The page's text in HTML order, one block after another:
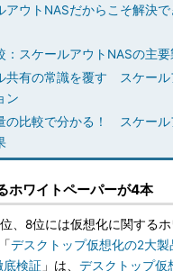
アウトNASだからこそ解決
：スケールアウトNASの主
共有の常識を覆す スケール
ン
の比較で分かる！ スケール
ホワイトペーパーが4本
、8位には仮想化に関する
デスクトップ仮想化の2大製
底検証 」は、 デスクトップ仮